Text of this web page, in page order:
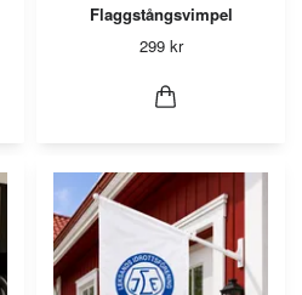
Flaggstångsvimpel
299 kr